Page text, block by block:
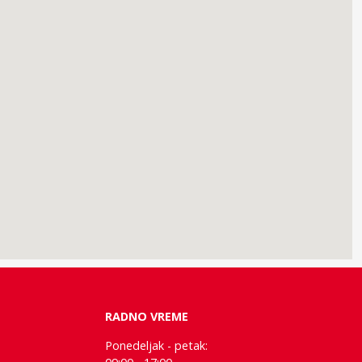
RADNO VREME
Ponedeljak - petak: